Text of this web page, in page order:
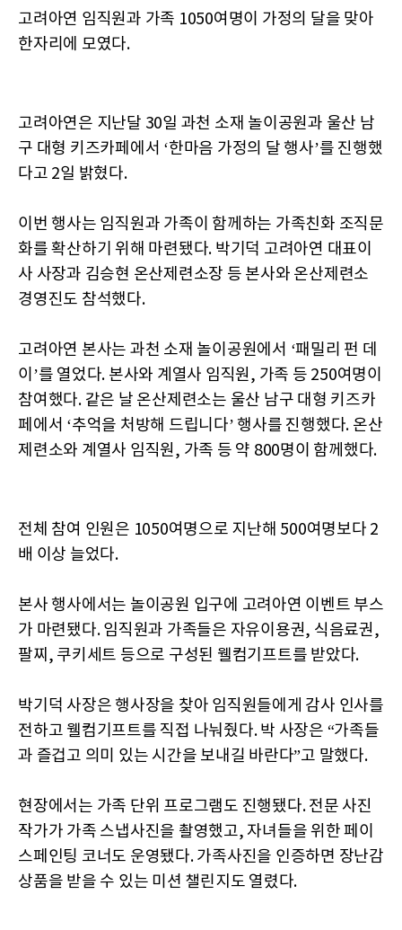
고려아연 임직원과 가족 1050여명이 가정의 달을 맞아
한자리에 모였다.
고려아연은 지난달 30일 과천 소재 놀이공원과 울산 남
구 대형 키즈카페에서 ‘한마음 가정의 달 행사’를 진행했
다고 2일 밝혔다.
이번 행사는 임직원과 가족이 함께하는 가족친화 조직문
화를 확산하기 위해 마련됐다. 박기덕 고려아연 대표이
사 사장과 김승현 온산제련소장 등 본사와 온산제련소
경영진도 참석했다.
고려아연 본사는 과천 소재 놀이공원에서 ‘패밀리 펀 데
이’를 열었다. 본사와 계열사 임직원, 가족 등 250여명이
참여했다. 같은 날 온산제련소는 울산 남구 대형 키즈카
페에서 ‘추억을 처방해 드립니다’ 행사를 진행했다. 온산
제련소와 계열사 임직원, 가족 등 약 800명이 함께했다.
전체 참여 인원은 1050여명으로 지난해 500여명보다 2
배 이상 늘었다.
본사 행사에서는 놀이공원 입구에 고려아연 이벤트 부스
가 마련됐다. 임직원과 가족들은 자유이용권, 식음료권,
팔찌, 쿠키세트 등으로 구성된 웰컴기프트를 받았다.
박기덕 사장은 행사장을 찾아 임직원들에게 감사 인사를
전하고 웰컴기프트를 직접 나눠줬다. 박 사장은 “가족들
과 즐겁고 의미 있는 시간을 보내길 바란다”고 말했다.
현장에서는 가족 단위 프로그램도 진행됐다. 전문 사진
작가가 가족 스냅사진을 촬영했고, 자녀들을 위한 페이
스페인팅 코너도 운영됐다. 가족사진을 인증하면 장난감
상품을 받을 수 있는 미션 챌린지도 열렸다.